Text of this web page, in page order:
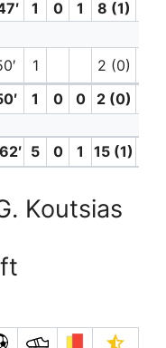
1 0 1 8 (1)
1 2 (0)
1 0 0 2 (0)
5 0 1 15 (1)
Koutsias